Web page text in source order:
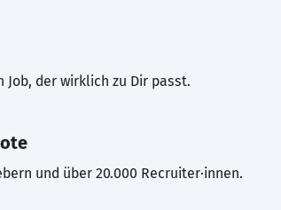
Job, der wirklich zu Dir passt.
und über 20.000 Recruiter·innen.